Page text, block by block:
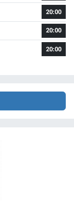
20:00
20:00
20:00